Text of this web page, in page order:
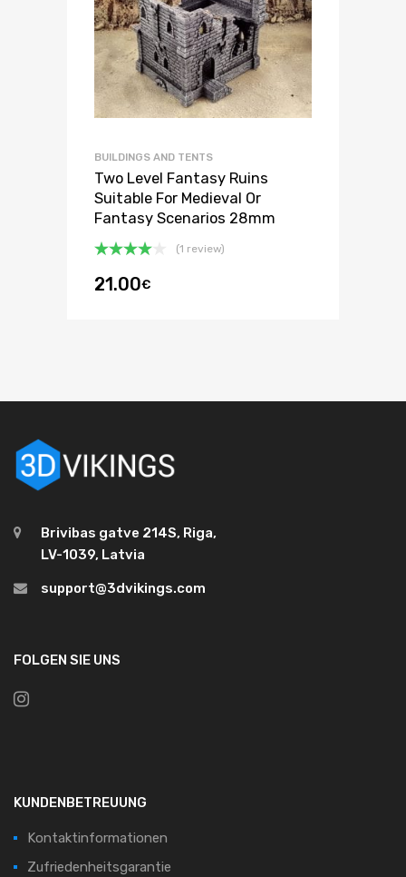
BUILDINGS AND TENTS
Two Level Fantasy Ruins
Suitable For Medieval Or
Fantasy Scenarios 28mm
mit4.00
(1 review)
21.00€
Brivibas gatve 214S, Riga,
LV-1039, Latvia
support@3dvikings.com
FOLGEN SIE UNS
KUNDENBETREUUNG
Kontaktinformationen
Zufriedenheitsgarantie